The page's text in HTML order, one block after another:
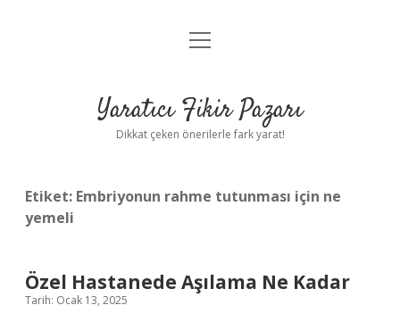
Anasayfa
Yasal Uyarı
menüyü
Yaratıcı Fikir Pazarı
Dikkat çeken önerilerle fark yarat!
Etiket: Embriyonun rahme tutunması için ne
yemeli
Özel Hastanede Aşılama Ne Kadar
Tarih: Ocak 13, 2025